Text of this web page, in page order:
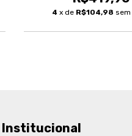
4 x de R$104,98 sem
Institucional